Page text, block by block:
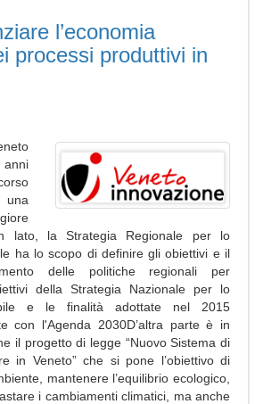
l’economia
processi produttivi in
lato, la Strategia Regionale per lo
ha lo scopo di definire gli obiettivi e il
delle politiche regionali per
della Strategia Nazionale per lo
e le finalità adottate nel 2015
con l'Agenda 2030D’altra parte è in
il progetto di legge “Nuovo Sistema di
in Veneto” che si pone l’obiettivo di
mantenere l’equilibrio ecologico,
i cambiamenti climatici, ma anche